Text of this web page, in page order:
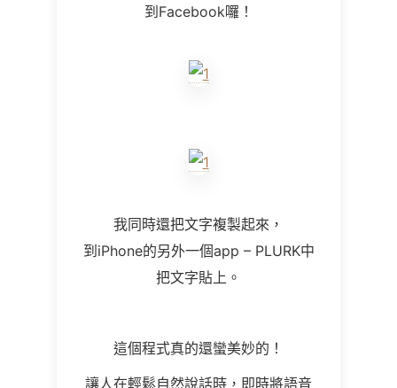
到 Facebook囉！
我同時還把文字複製起來，
到 iPhone的另外一個app – PLURK中
把文字貼上。
這個程式真的還蠻美妙的！
讓人在輕鬆自然說話時，即時將語音